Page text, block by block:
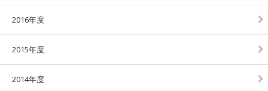
2016年度
2015年度
2014年度